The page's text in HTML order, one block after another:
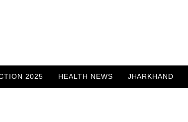
2025 HEALTH NEWS JHARKHAND